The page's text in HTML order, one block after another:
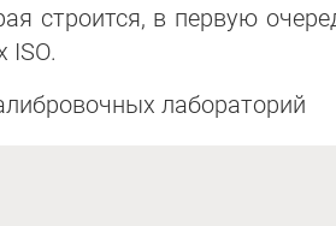
строится, в первую
ISO.
лабораторий